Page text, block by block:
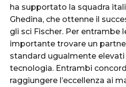
ha supportato la squadra
Ghedina, che ottenne il
gli sci Fischer. Per entrambe
importante trovare un
standard ugualmente
tecnologia. Entrambi
raggiungere l’eccellenza ai